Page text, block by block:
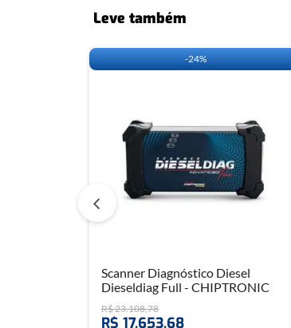
Leve também
-24%
Scanner Diagnóstico Diesel
Dieseldiag Full - CHIPTRONIC
R$23.108,78
R$ 17.653,68